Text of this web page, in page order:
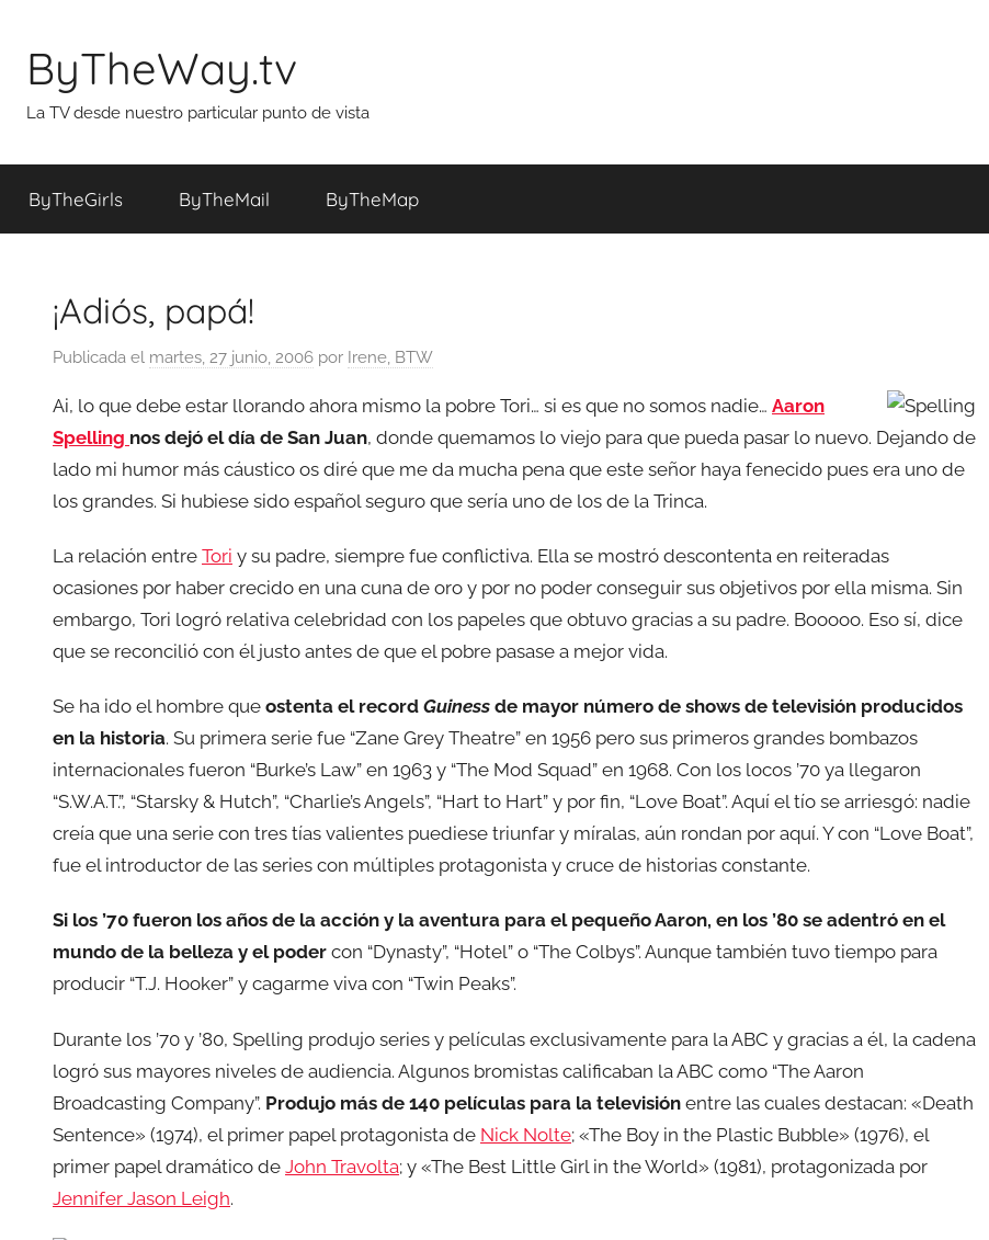
contenido
ByTheWay.tv
La TV desde nuestro particular punto de vista
ByTheGirls ByTheMail ByTheMap
¡Adiós, papá!
Publicada el martes, 27 junio, 2006 por Irene, BTW
Ai, lo que debe estar llorando ahora mismo la pobre Tori… si es que no somos nadie… Aaron
Spelling nos dejó el día de San Juan, donde quemamos lo viejo para que pueda pasar lo nuevo. Dejando de
lado mi humor más cáustico os diré que me da mucha pena que este señor haya fenecido pues era uno de
los grandes. Si hubiese sido español seguro que sería uno de los de la Trinca.
La relación entre Tori y su padre, siempre fue conflictiva. Ella se mostró descontenta en reiteradas
ocasiones por haber crecido en una cuna de oro y por no poder conseguir sus objetivos por ella misma. Sin
embargo, Tori logró relativa celebridad con los papeles que obtuvo gracias a su padre. Booooo. Eso sí, dice
que se reconcilió con él justo antes de que el pobre pasase a mejor vida.
Se ha ido el hombre que ostenta el record Guiness de mayor número de shows de televisión producidos
en la historia. Su primera serie fue “Zane Grey Theatre” en 1956 pero sus primeros grandes bombazos
internacionales fueron “Burke’s Law” en 1963 y “The Mod Squad” en 1968. Con los locos ’70 ya llegaron
“S.W.A.T.”, “Starsky & Hutch”, “Charlie’s Angels”, “Hart to Hart” y por fin, “Love Boat”. Aquí el tío se arriesgó: nadie
creía que una serie con tres tías valientes puediese triunfar y míralas, aún rondan por aquí. Y con “Love Boat”,
fue el introductor de las series con múltiples protagonista y cruce de historias constante.
Si los ’70 fueron los años de la acción y la aventura para el pequeño Aaron, en los ’80 se adentró en el
mundo de la belleza y el poder con “Dynasty”, “Hotel” o “The Colbys”. Aunque también tuvo tiempo para
producir “T.J. Hooker” y cagarme viva con “Twin Peaks”.
Durante los ’70 y ’80, Spelling produjo series y películas exclusivamente para la ABC y gracias a él, la cadena
logró sus mayores niveles de audiencia. Algunos bromistas calificaban la ABC como “The Aaron
Broadcasting Company”. Produjo más de 140 películas para la televisión entre las cuales destacan: «Death
Sentence» (1974), el primer papel protagonista de Nick Nolte; «The Boy in the Plastic Bubble» (1976), el
primer papel dramático de John Travolta; y «The Best Little Girl in the World» (1981), protagonizada por
Jennifer Jason Leigh.